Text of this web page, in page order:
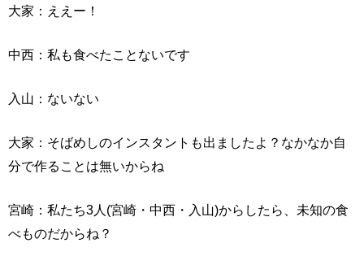
大家：ええー！
中西：私も食べたことないです
入山：ないない
大家：そばめしのインスタントも出ましたよ？なかなか自
分で作ることは無いからね
宮崎：私たち3人(宮崎・中西・入山)からしたら、未知の食
べものだからね？